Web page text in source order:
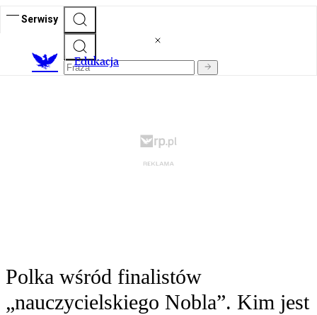
Serwisy
Edukacja
Polka wśród finalistów
„nauczycielskiego Nobla”. Kim jest